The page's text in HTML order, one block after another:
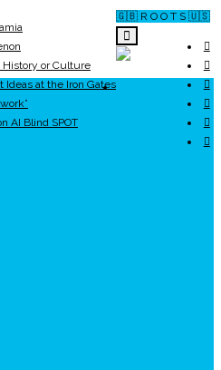
🇬🇧 R O O T S 🇺🇸
or Culture
at the Iron Gates
AI Blind SPOT